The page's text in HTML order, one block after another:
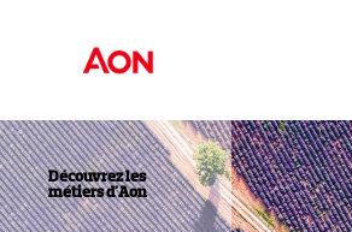
Découvrez les
métiers d'Aon